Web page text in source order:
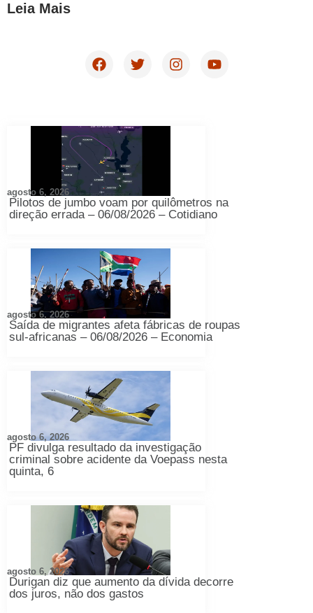
Leia Mais
Pilotos de jumbo voam por quilômetros na
direção errada – 06/08/2026 – Cotidiano
agosto 6, 2026
Saída de migrantes afeta fábricas de roupas
sul-africanas – 06/08/2026 – Economia
agosto 6, 2026
PF divulga resultado da investigação
criminal sobre acidente da Voepass nesta
quinta, 6
agosto 6, 2026
Durigan diz que aumento da dívida decorre
dos juros, não dos gastos
agosto 6, 2026